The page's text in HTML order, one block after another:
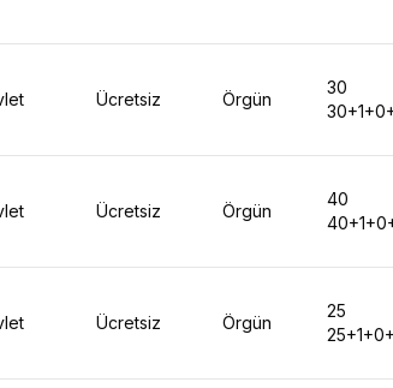
Ücretsiz Örgün
30
Ücretsiz Örgün
40
Ücretsiz Örgün
25